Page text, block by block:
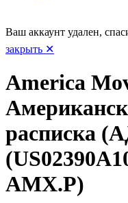
Ваш аккаунт удален,
закрыть ✕
America
расписка
AMX.P)